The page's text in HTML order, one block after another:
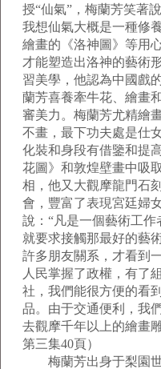
授“仙氣”，梅蘭芳笑著
我想仙氣大概是一種修
繪畫的《洛神圖》等用
才能塑造出洛神的藝術
習美學，他認為中國戲
蘭芳喜養牽牛花、繪畫
審美力。梅蘭芳尤精繪
不畫，最下功夫處是仕
化裝和身段有借鑒和提
花圖》和敦煌壁畫中吸
相，他又大觀摩龍門石
會，豐富了表現宮廷婦
說：“凡是一個藝術工
就要求接觸那最好的藝
許多朋友關系，才看到
人民掌握了政權，有了
社，我們能很方便的看
品。由于交通便利，我
去觀摩千年以上的繪畫
第三集40頁）
梅蘭芳出身于梨園世